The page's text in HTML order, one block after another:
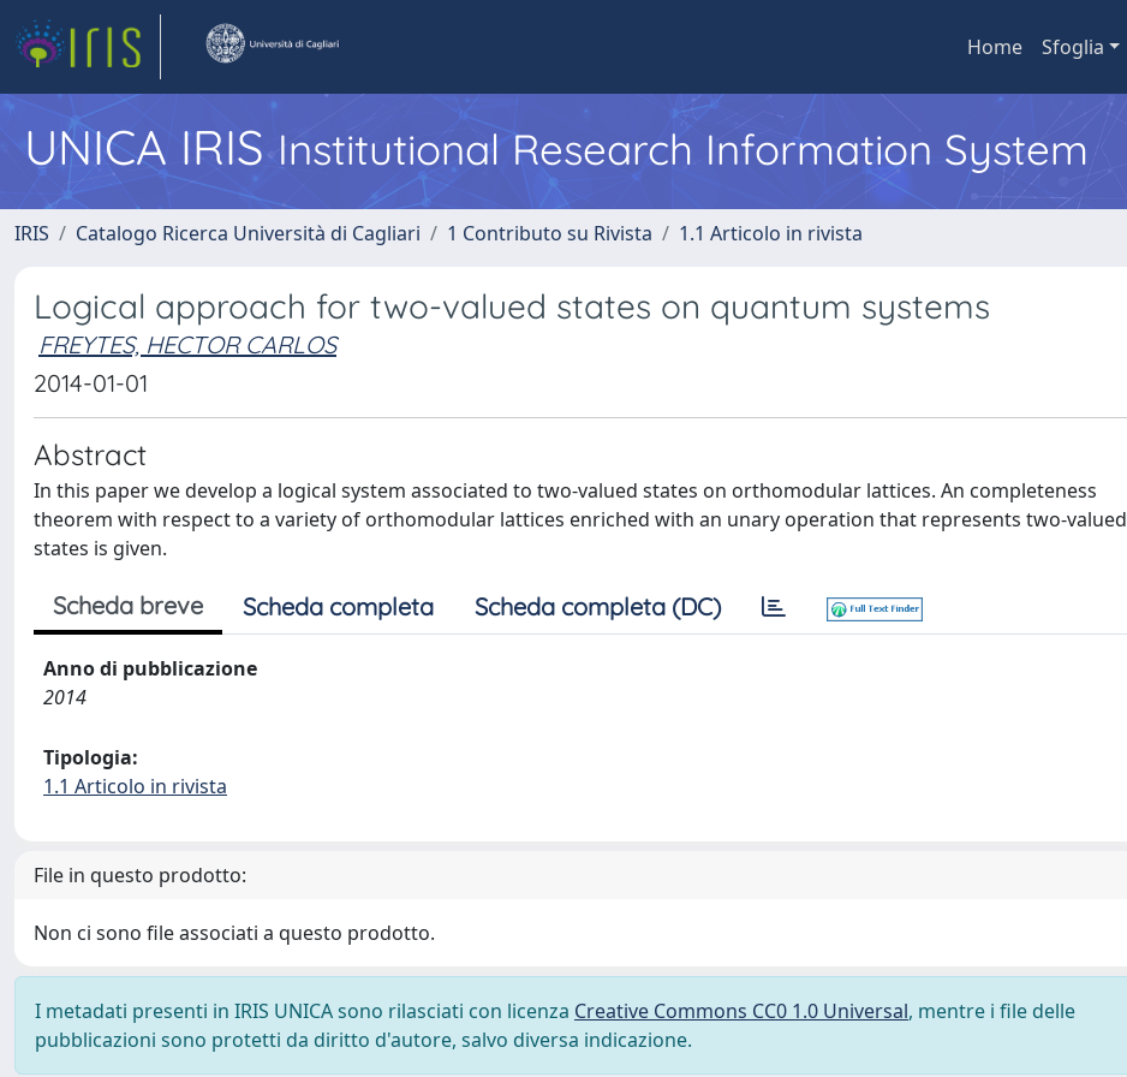
Home Sfoglia
UNICA IRISInstitutional Research Information System
IRIS Catalogo Ricerca Università di Cagliari 1 Contributo su Rivista 1.1 Articolo in rivista
Logical approach for two-valued states on quantum systems
FREYTES, HECTOR CARLOS
2014-01-01
Abstract
In this paper we develop a logical system associated to two-valued states on orthomodular lattices. An completeness
theorem with respect to a variety of orthomodular lattices enriched with an unary operation that represents two-valued
states is given.
Scheda breve Scheda completa Scheda completa (DC)
Anno di pubblicazione
2014
Tipologia:
1.1 Articolo in rivista
File in questo prodotto:
Non ci sono file associati a questo prodotto.
I metadati presenti in IRIS UNICA sono rilasciati con licenza Creative Commons CC0 1.0 Universal, mentre i file delle
pubblicazioni sono protetti da diritto d'autore, salvo diversa indicazione.